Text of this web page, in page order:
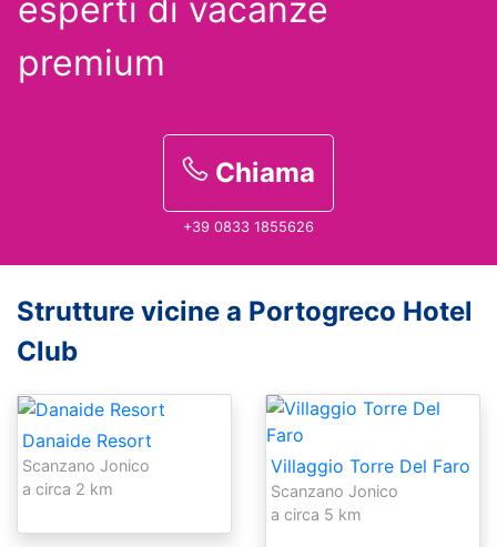
esperti di vacanze
premium
Chiama
+39 0833 1855626
Strutture vicine a Portogreco Hotel
Club
Danaide Resort
Scanzano Jonico
a circa 2 km
Villaggio Torre Del Faro
Scanzano Jonico
a circa 5 km